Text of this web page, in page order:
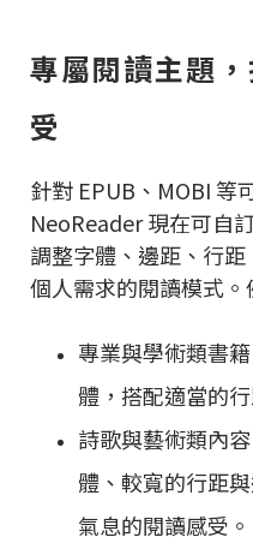
專屬閱讀主題
受
針對 EPUB、MOBI 等
NeoReader 現在可自
調整字體、邊距、行
個人需求的閱讀模式。
專業與學術類書
體，搭配適當的
詩歌與藝術類內
體、較寬的行距
氣息的閱讀感受。